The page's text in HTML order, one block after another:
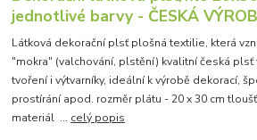
jednotlivé barvy - ČESKÁ
Látková dekorační plsť plošná textilie, která
"mokra" (valchování, plstění) kvalitní česká
tvoření i výtvarníky, ideální k výrobě dekorací,
prostírání apod. rozměr plátu - 20 x 30 cm
materiál ... celý popis